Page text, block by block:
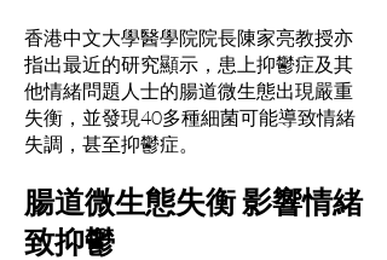
香港中文大學醫學院院長陳家亮教授亦
指出最近的研究顯示，患上抑鬱症及其
他情緒問題人士的腸道微生態出現嚴重
失衡，並發現40多種細菌可能導致情緒
失調，甚至抑鬱症。
腸道微生態失衡 影響情緒
致抑鬱